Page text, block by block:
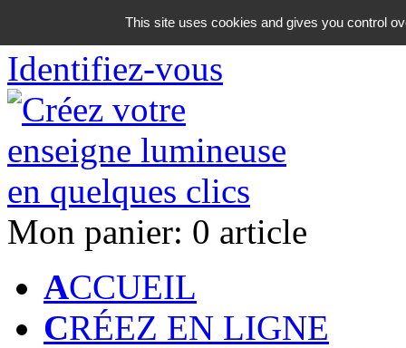
06 18 42 08 59
Identifiez-vous
Mon panier: 0 article
ACCUEIL
CRÉEZ EN LIGNE
This site uses cookies and gives you control